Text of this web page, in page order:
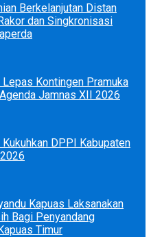
Berkelanjutan Distan
dan Singkronisasi
Lepas Kontingen Pramuka
Jamnas XII 2026
DPPI Kabupaten
Kapuas Laksanakan
Bagi Penyandang
Timur